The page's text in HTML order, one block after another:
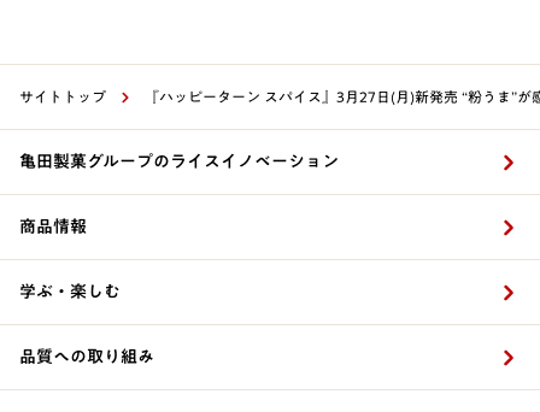
サイトトップ 『ハッピーターン スパイス』3月27日(月)新発売 “粉うま”
亀田製菓グループのライスイノベーション
商品情報
学ぶ・楽しむ
品質への取り組み